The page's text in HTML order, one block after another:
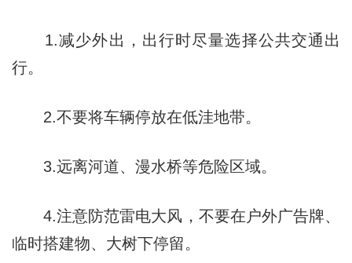
1.减少外出，出行时尽量选择公共交通出
行。
2.不要将车辆停放在低洼地带。
3.远离河道、漫水桥等危险区域。
4.注意防范雷电大风，不要在户外广告牌、
临时搭建物、大树下停留。